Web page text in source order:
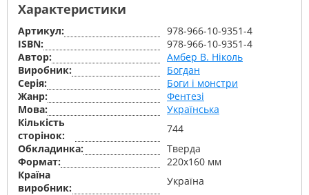
Характеристики
Артикул:
978-966-10-9351-4
ISBN:
978-966-10-9351-4
Автор:
Амбер В. Ніколь
Виробник:
Богдан
Серiя:
Боги і монстри
Жанр:
Фентезі
Мова:
Українська
Кількість
сторінок:
744
Обкладинка:
Тверда
Формат:
220х160 мм
Країна
виробник:
Україна